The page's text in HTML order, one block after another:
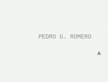
PEDRO G. ROMERO
A